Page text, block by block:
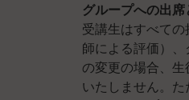
グループへの出席
受講生はすべて
師による評価）
の変更の場合、
いたしません。